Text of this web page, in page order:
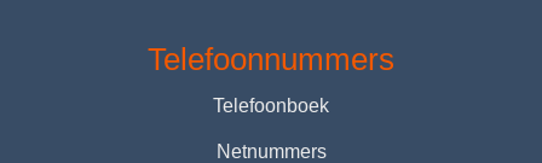
Telefoonnummers
Telefoonboek
Netnummers